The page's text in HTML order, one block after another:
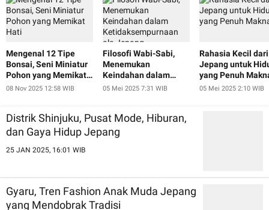
Mengenal 12 Tipe
Bonsai, Seni Miniatur
Pohon yang Memikat
Hati
08 Nov 2025 12:58 WIB
Filosofi Wabi-Sabi,
Menemukan
Keindahan dalam
Ketidaksempurnaan
05 Mei 2025 7:31 WIB
Rahasia Kecil dari
Jepang untuk
yang Penuh
05 Mei 2025 2:10 WIB
Distrik Shinjuku, Pusat Mode, Hiburan,
dan Gaya Hidup Jepang
25 JAN 2025, 16:01 WIB
Gyaru, Tren Fashion Anak Muda Jepang
yang Mendobrak Tradisi